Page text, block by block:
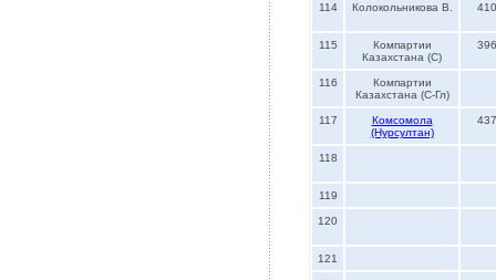
114 Колокольникова В.
115
Компартии
Казахстана (С)
116
Компартии
Казахстана (С-Гл)
117
Комсомола
(Нурсултан)
118
119
120
121